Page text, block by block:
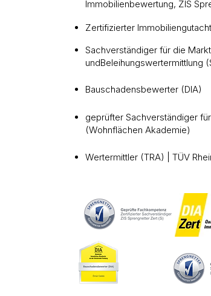
Immobilienbewertung, ZIS
Zertifizierter
Sachverständiger für die
undBeleihungswertermittlung
Bauschadensbewerter (DIA)
geprüfter Sachverständiger
(Wohnflächen Akademie)
Wertermittler (TRA) | TÜV